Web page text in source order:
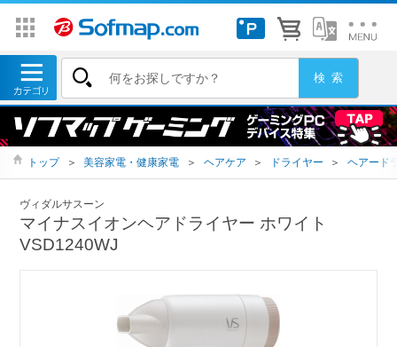
トップ ＞ 美容家電・健康家電 ＞ ヘアケア ＞ ドライヤー ＞ ヘアード
ヴィダルサスーン
マイナスイオンヘアドライヤー ホワイト
VSD1240WJ